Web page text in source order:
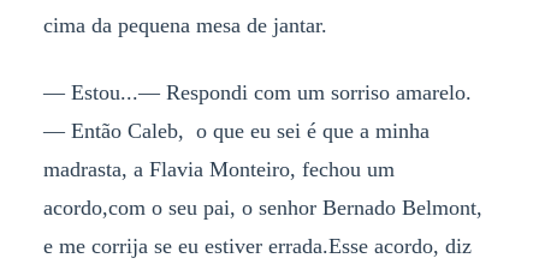
cima da pequena mesa de jantar.
— Estou...— Respondi com um sorriso amarelo.
— Então Caleb, o que eu sei é que a minha
madrasta, a Flavia Monteiro, fechou um
acordo,com o seu pai, o senhor Bernado Belmont,
e me corrija se eu estiver errada.Esse acordo, diz